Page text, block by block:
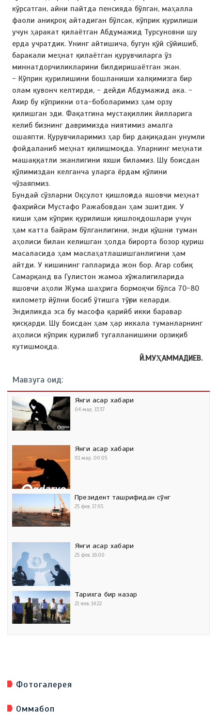
кўрсатган, айни пайтда пенсияда бўлган, маҳалла
фаоли аниқроқ айтадиган бўлсак, кўприк қурилиши
учун ҳаракат қилаётган Абдумажид Турсуновни шу
ерда учратдик. Унинг айтишича, бугун қўй сўйишиб,
баракали меҳнат қилаётган қурувчиларга ўз
миннатдорчиликларини билдиришаётган экан.
- Кўприк қурилишини бошланиши халқимизга бир
олам қувонч келтирди, - дейди Абдумажид ака. -
Ахир бу кўприкни ота-боболаримиз ҳам орзу
қилишган эди. Фақатгина мустақиллик йилларига
келиб бизнинг давримизда ниятимиз амалга
ошаяпти. Қурувчиларимиз ҳар бир дақиқадан унумли
фойдаланиб меҳнат қилишмоқда. Уларнинг меҳнати
машаққатли эканлигини яхши биламиз. Шу боисдан
қўлимиздан келганча уларга ёрдам қўлини
чўзаяпмиз.
Бундай сўзларни Оқсулот қишлоғида яшовчи меҳнат
фахрийси Мустафо Ражабовдан ҳам эшитдик. У
киши ҳам кўприк қурилиши қишлоқдошлари учун
ҳам катта байрам бўлганлигини, энди қўшни туман
аҳолиси билан келишган ҳолда бирорта бозор қуриш
масаласида ҳам маслаҳатлашишганлигини ҳам
айтди. У кишининг гапларида жон бор. Агар собиқ
Самарқанд ва Гулистон жамоа хўжалигиларида
яшовчи аҳоли Жума шаҳрига бормоқчи бўлса 70-80
километр йўлни босиб ўтишга тўғри келарди.
Эндиликда эса бу масофа қарийб икки баравар
қисқарди. Шу боисдан ҳам ҳар иккала туманларнинг
аҳолиси кўприк қурилиб тугалланишини орзиқиб
кутишмоқда.
Й.МУҲАММАДИЕВ.
Мавзуга оид:
Янги асар хабари
04 мар, 13:37
Янги асар хабари
01 мар, 00:05
Президент ташрифидан сўнг
25 фев, 17:05
Янги асар хабари
25 фев, 16:00
Тарихга бир назар
21 янв, 14:22
Фотогалерея
Оммабоп